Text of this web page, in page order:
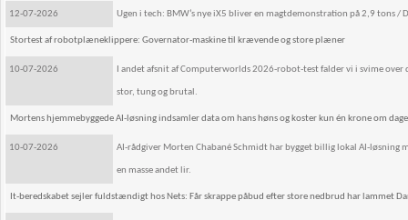
12-07-2026 Ugen i tech: BMW’s nye iX5 bliver en magtdemonstration på 2,9 tons
Stortest af robotplæneklippere: Governator-maskine til krævende og store plæner
10-07-2026 I andet afsnit af Computerworlds 2026-robot-test falder vi i svime
stor, tung og brutal.
Mortens hjemmebyggede AI-løsning indsamler data om hans høns og koster kun én krone om
10-07-2026 AI-rådgiver Morten Chabané Schmidt har bygget billig lokal AI-løsning
en masse andet lir.
It-beredskabet sejler fuldstændigt hos Nets: Får skrappe påbud efter store nedbrud har lammet